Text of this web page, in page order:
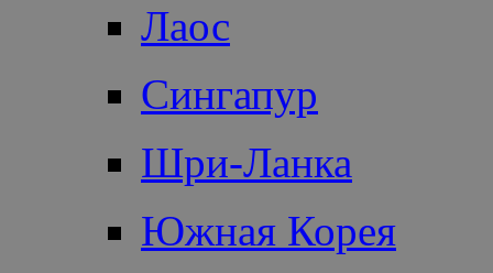
Лаос
Сингапур
Шри-Ланка
Южная Корея